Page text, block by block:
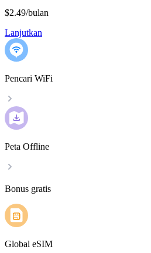
$2.49/bulan
Lanjutkan
Pencari WiFi
Peta Offline
Bonus gratis
Global eSIM